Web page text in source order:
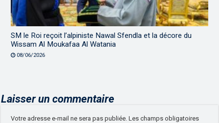
SM le Roi reçoit l’alpiniste Nawal Sfendla et la décore du
Wissam Al Moukafaa Al Watania
08/06/2026
Laisser un commentaire
Votre adresse e-mail ne sera pas publiée. Les champs obligatoires